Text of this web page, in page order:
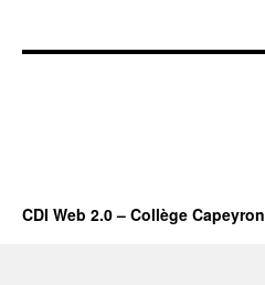
CDI Web 2.0 – Collège Capeyron